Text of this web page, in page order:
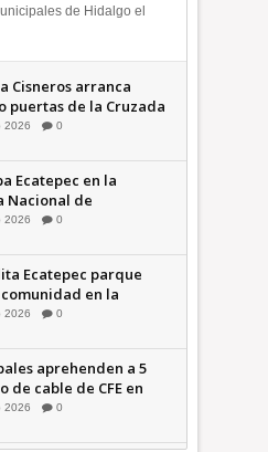
de Hidalgo el
Cisneros arranca
puertas de la Cruzada
la Colosio +Video |
2026 0
Ecatepec en la
Nacional de
plantan 3 mil
2026 0
Ecatepec parque
en la
1 +Video |
2026 0
aprehenden a 5
de cable de CFE en
de Casa Nueva +Video
2026 0